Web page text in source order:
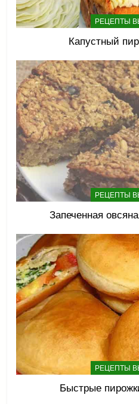
РЕЦЕПТЫ
Капустный
РЕЦЕПТЫ
Запеченная
РЕЦЕПТЫ
Быстрые